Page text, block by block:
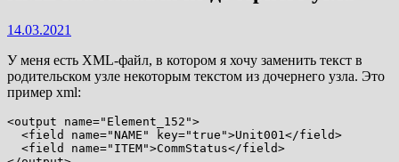
14.03.2021
У меня есть XML-файл, в котором я хочу заменить текст в
родительском узле некоторым текстом из дочернего узла. Это
пример xml:
<output name="Element_152">
  <field name="NAME" key="true">Unit001</field>
  <field name="ITEM">CommStatus</field>